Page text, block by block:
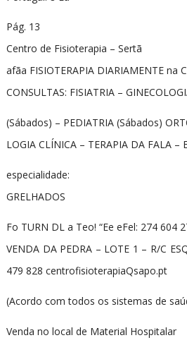
Pág. 13
Centro de Fisioterapia – Sertã
afãa FISIOTERAPIA DIARIAMENTE
CONSULTAS: FISIATRIA –
(Sábados) – PEDIATRIA (Sábados)
LOGIA CLÍNICA – TERAPIA DA FALA
especialidade:
GRELHADOS
Fo TURN DL a Teo! “Ee eFel: 274 604
VENDA DA PEDRA – LOTE 1 – R/C
479 828 centrofisioterapiaQsapo.pt
(Acordo com todos os sistemas de
Venda no local de Material Hospitalar